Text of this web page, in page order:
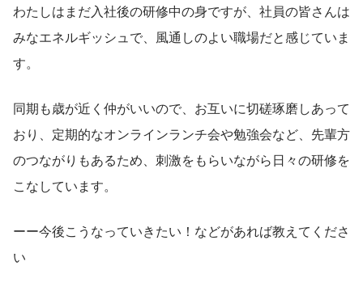
わたしはまだ入社後の研修中の身ですが、社員の皆さんは
みなエネルギッシュで、風通しのよい職場だと感じていま
す。
同期も歳が近く仲がいいので、お互いに切磋琢磨しあって
おり、定期的なオンラインランチ会や勉強会など、先輩方
のつながりもあるため、刺激をもらいながら日々の研修を
こなしています。
ーー今後こうなっていきたい！などがあれば教えてくださ
い